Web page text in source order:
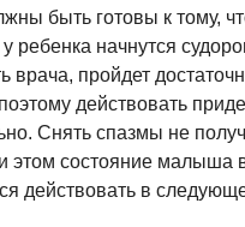
быть готовы к тому,
ребенка начнутся
врача, пройдет
действовать
Снять спазмы не
этом состояние малыша
действовать в